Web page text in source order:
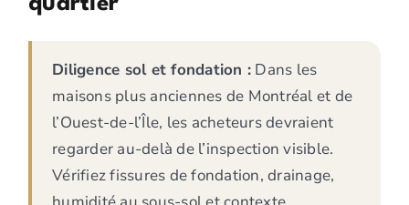
Diligence sol et fondation : Dans les
maisons plus anciennes de Montréal et de
l’Ouest-de-l’Île, les acheteurs devraient
regarder au-delà de l’inspection visible.
Vérifiez fissures de fondation, drainage,